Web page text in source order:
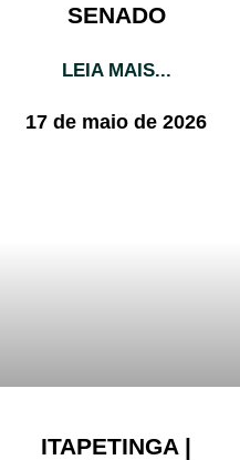
SENADO
LEIA MAIS...
17 de maio de 2026
ITAPETINGA |